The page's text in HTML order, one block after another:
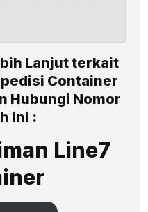
Lanjut terkait
Container
Hubungi Nomor
ini :
Line7